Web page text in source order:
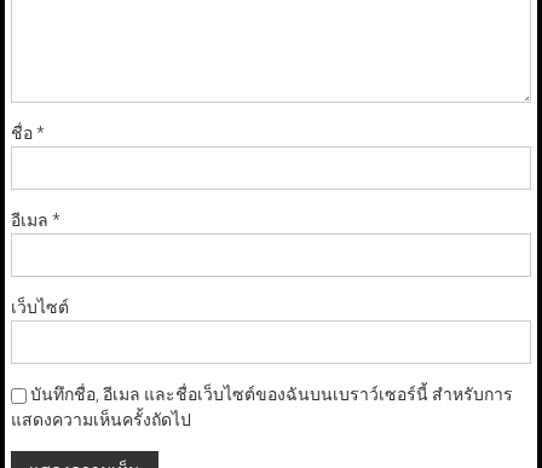
ชื่อ*
อีเมล *
เว็บไซต์
บันทึกชื่อ, อีเมล และชื่อเว็บไซต์ของฉันบนเบราว์เซอร์นี้ สำหรับการ
แสดงความเห็นครั้งถัดไป